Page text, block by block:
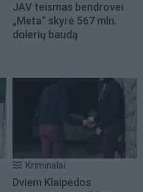
JAV teismas bendrovei
„Meta“ skyrė 567 mln.
dolerių baudą
Kriminalai
Dviem Klaipėdos